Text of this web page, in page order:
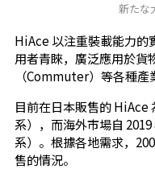
新たな
HiAce 以注重裝載能力的
用者青睞，廣泛應用於貨
（Commuter）等各種產
目前在日本販售的 HiAce
系），而海外市場自
系）。根據各地需求，
售的情況。